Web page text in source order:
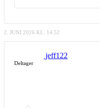
2. JUNI 2026 KL. 14:52
jeff122
Deltager